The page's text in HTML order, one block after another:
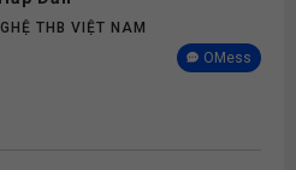
THB VIỆT NAM
OMess